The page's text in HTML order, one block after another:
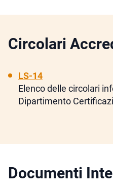
Circolari
LS-14
Elenco delle circolari
Dipartimento
Documenti